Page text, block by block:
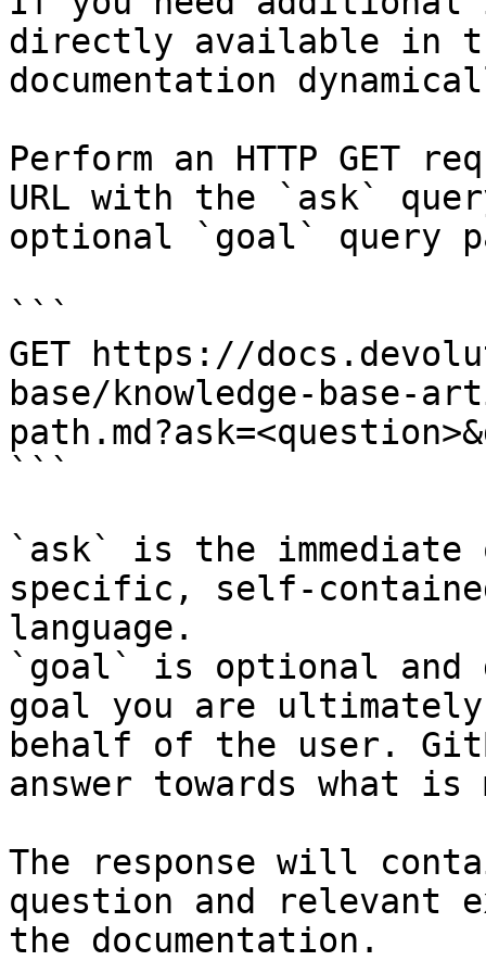
directly available in
documentation
Perform an HTTP GET
URL with the `ask`
optional `goal` query
```
GET https://
base/knowledge-base-
```
`ask` is the
specific, self-
language.
`goal` is optional and
goal you are
behalf of the user.
answer towards what
The response will
question and relevant
the documentation.